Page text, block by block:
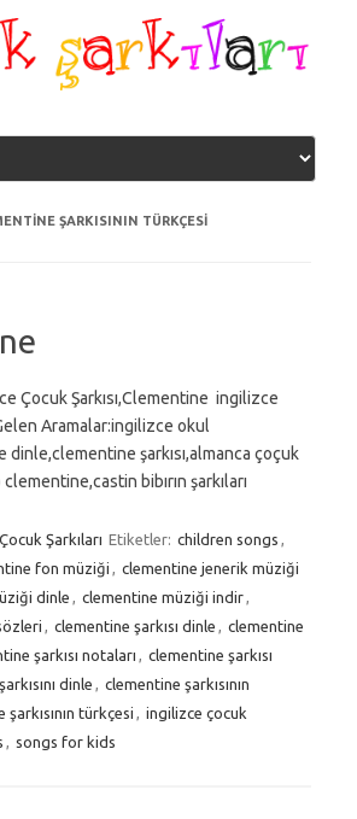
ŞARKISININ TÜRKÇESI
Çocuk Şarkısı,Clementine ingilizce
Aramalar:ingilizce okul
dinle,clementine şarkısı,almanca çoçuk
bibırın şarkıları
Şarkıları Etiketler: children songs
fon müziği
clementine jenerik müziği
dinle clementine müziği indir
clementine şarkısı dinle
clementine
şarkısı notaları
clementine şarkısı
dinle
clementine şarkısının
şarkısının türkçesi
ingilizce çocuk
songs for kids